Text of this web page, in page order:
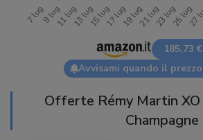
185,73 €
Avvisami quando il
Offerte Rémy Martin XO
Champagne